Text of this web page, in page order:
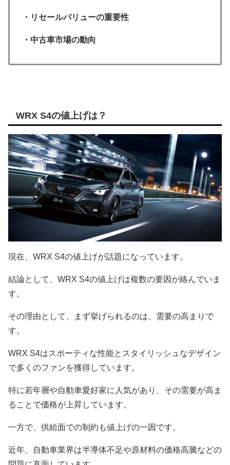
・リセールバリューの重要性
・中古車市場の動向
WRX S4の値上げは？
現在、WRX S4の値上げが話題になっています。
結論として、WRX S4の値上げは複数の要因が絡んでいま
す。
その理由として、まず挙げられるのは、需要の高まりで
す。
WRX S4はスポーティな性能とスタイリッシュなデザイン
で多くのファンを獲得しています。
特に若年層や自動車愛好家に人気があり、その需要が高ま
ることで価格が上昇しています。
一方で、供給面での制約も値上げの一因です。
近年、自動車業界は半導体不足や原材料の価格高騰などの